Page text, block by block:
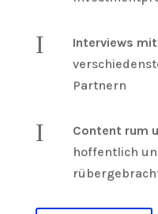
I Interviews
Partnern
I
Content rum
hoffentlich